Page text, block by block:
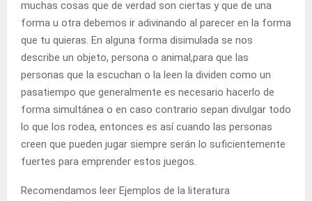
muchas cosas que de verdad son ciertas y que de una
forma u otra debemos ir adivinando al parecer en la forma
que tu quieras. En alguna forma disimulada se nos
describe un objeto, persona o animal,para que las
personas que la escuchan o la leen la dividen como un
pasatiempo que generalmente es necesario hacerlo de
forma simultánea o en caso contrario sepan divulgar todo
lo que los rodea, entonces es así cuando las personas
creen que pueden jugar siempre serán lo suficientemente
fuertes para emprender estos juegos.
Recomendamos leer Ejemplos de la literatura